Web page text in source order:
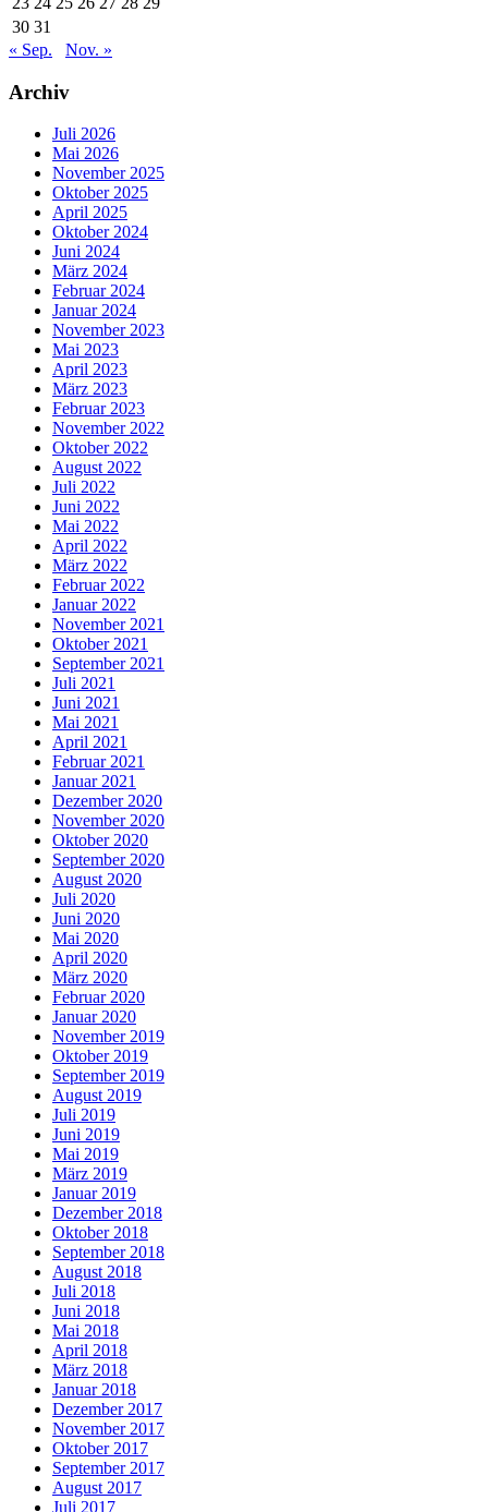
30 31
« Sep.
Nov. »
Archiv
Juli 2026
Mai 2026
November 2025
Oktober 2025
April 2025
Oktober 2024
Juni 2024
März 2024
Februar 2024
Januar 2024
November 2023
Mai 2023
April 2023
März 2023
Februar 2023
November 2022
Oktober 2022
August 2022
Juli 2022
Juni 2022
Mai 2022
April 2022
März 2022
Februar 2022
Januar 2022
November 2021
Oktober 2021
September 2021
Juli 2021
Juni 2021
Mai 2021
April 2021
Februar 2021
Januar 2021
Dezember 2020
November 2020
Oktober 2020
September 2020
August 2020
Juli 2020
Juni 2020
Mai 2020
April 2020
März 2020
Februar 2020
Januar 2020
November 2019
Oktober 2019
September 2019
August 2019
Juli 2019
Juni 2019
Mai 2019
März 2019
Januar 2019
Dezember 2018
Oktober 2018
September 2018
August 2018
Juli 2018
Juni 2018
Mai 2018
April 2018
März 2018
Januar 2018
Dezember 2017
November 2017
Oktober 2017
September 2017
August 2017
Juli 2017